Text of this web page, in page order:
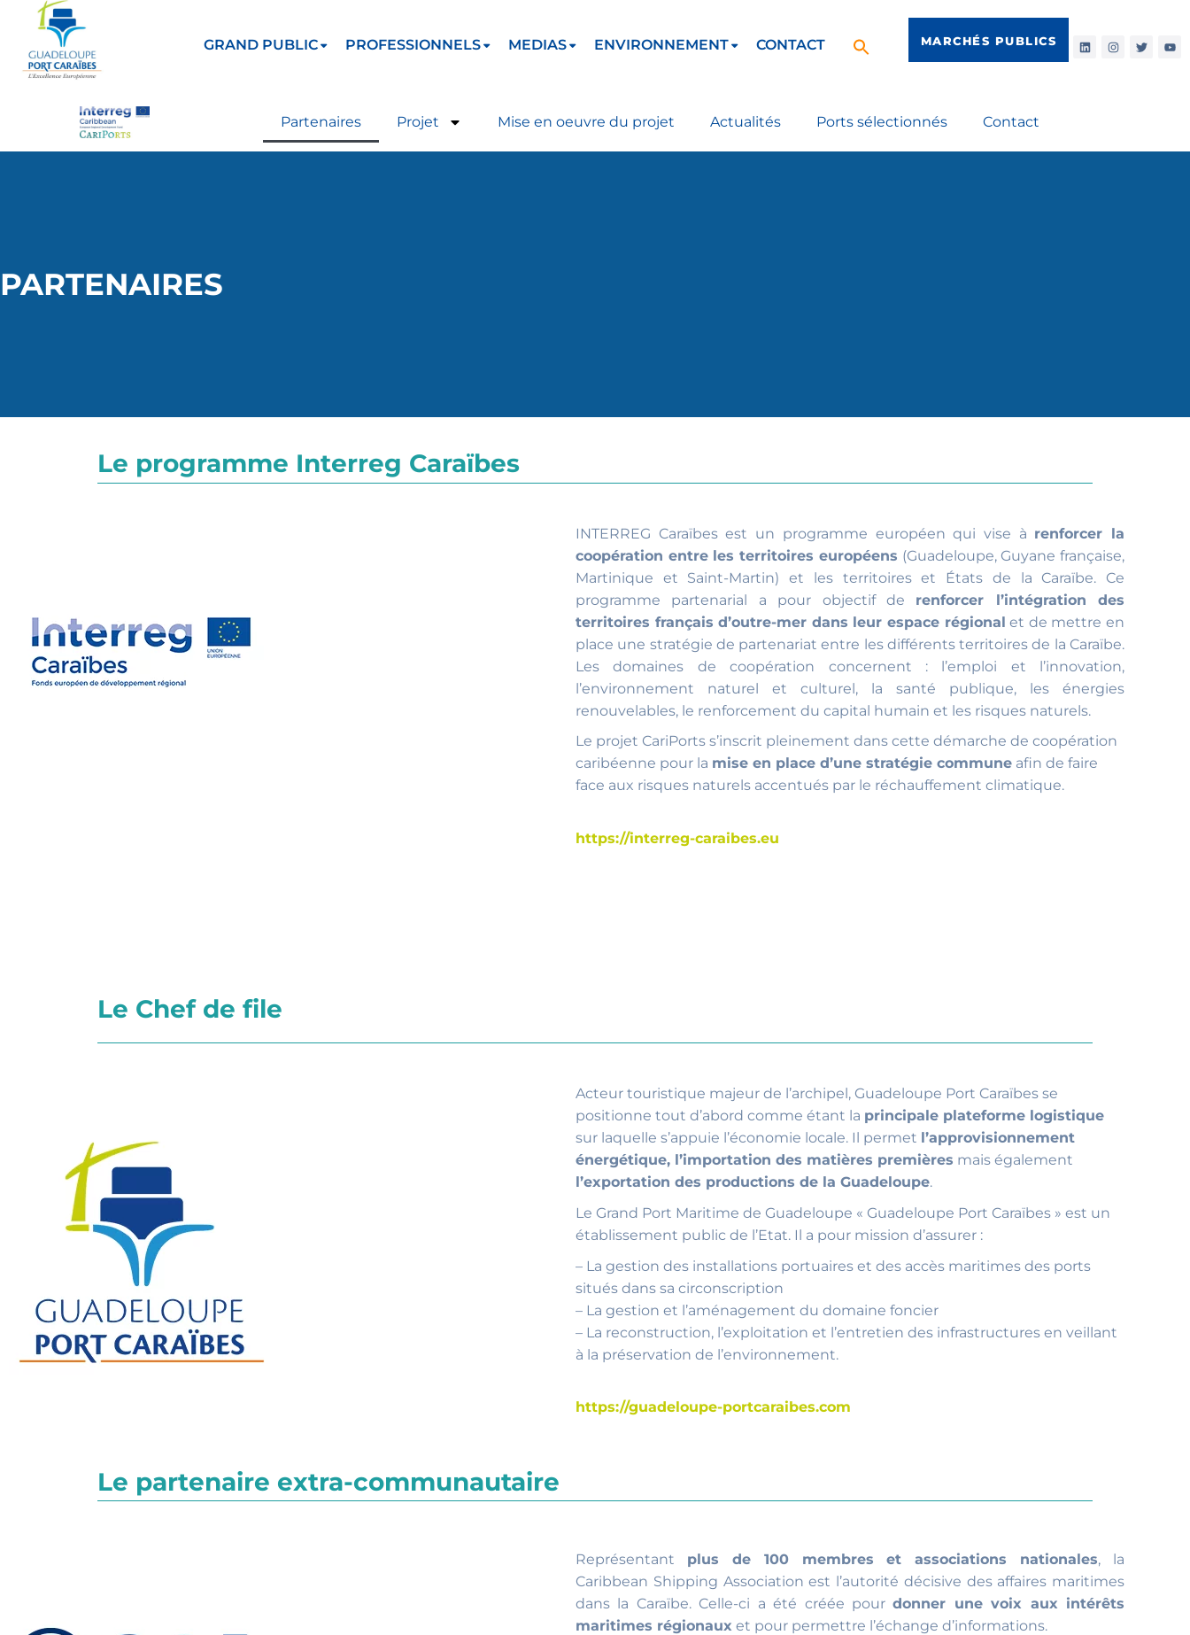
GRAND PUBLIC PROFESSIONNELS MEDIAS ENVIRONNEMENT CONTACT MARCHÉS PUBLICS
Partenaires Projet Mise en oeuvre du projet Actualités Ports sélectionnés Contact
PARTENAIRES
Le programme Interreg Caraïbes
INTERREG Caraïbes est un programme européen qui vise à renforcer la
coopération entre les territoires européens (Guadeloupe, Guyane française,
Martinique et Saint-Martin) et les territoires et États de la Caraïbe. Ce
programme partenarial a pour objectif de renforcer l’intégration des
territoires français d’outre-mer dans leur espace régional et de mettre en
place une stratégie de partenariat entre les différents territoires de la Caraïbe.
Les domaines de coopération concernent : l’emploi et l’innovation,
l’environnement naturel et culturel, la santé publique, les énergies
renouvelables, le renforcement du capital humain et les risques naturels.
Le projet CariPorts s’inscrit pleinement dans cette démarche de coopération
caribéenne pour la mise en place d’une stratégie commune afin de faire
face aux risques naturels accentués par le réchauffement climatique.
https://interreg-caraibes.eu
Le Chef de file
Acteur touristique majeur de l’archipel, Guadeloupe Port Caraïbes se
positionne tout d’abord comme étant la principale plateforme logistique
sur laquelle s’appuie l’économie locale. Il permet l’approvisionnement
énergétique, l’importation des matières premières mais également
l’exportation des productions de la Guadeloupe.
Le Grand Port Maritime de Guadeloupe « Guadeloupe Port Caraïbes » est un
établissement public de l’Etat. Il a pour mission d’assurer :
– La gestion des installations portuaires et des accès maritimes des ports
situés dans sa circonscription
– La gestion et l’aménagement du domaine foncier
– La reconstruction, l’exploitation et l’entretien des infrastructures en veillant
à la préservation de l’environnement.
https://guadeloupe-portcaraibes.com
Le partenaire extra-communautaire
Représentant plus de 100 membres et associations nationales, la
Caribbean Shipping Association est l’autorité décisive des affaires maritimes
dans la Caraïbe. Celle-ci a été créée pourdonner une voix aux intérêts
maritimes régionaux et pour permettre l’échange d’informations.